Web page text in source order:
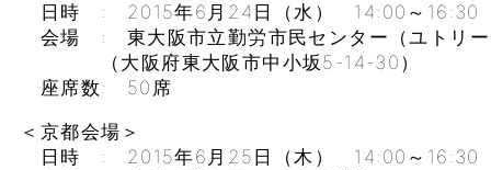
日時 : 2015年6月24日（水） 14:00～16:30
会場 : 東大阪市立勤労市民センター（ユトリー
（大阪府東大阪市中小坂5-14-30）
座席数: 50席
＜京都会場＞
日時 : 2015年6月25日（木） 14:00～16:30